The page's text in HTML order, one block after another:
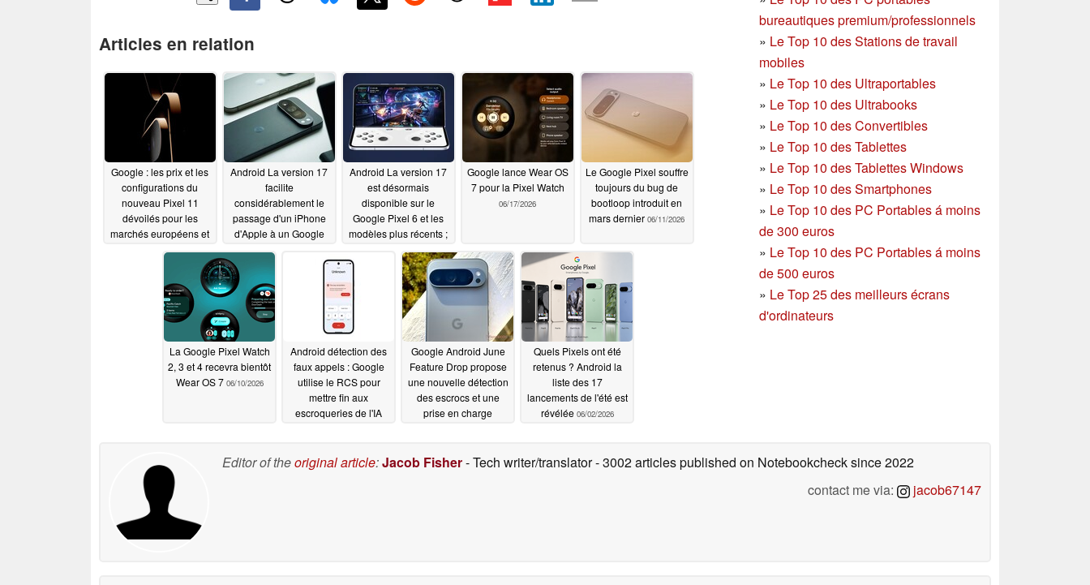
bureautiques premium/professionnels
» Le Top 10 des Stations de travail
mobiles
» Le Top 10 des Ultraportables
» Le Top 10 des Ultrabooks
» Le Top 10 des Convertibles
» Le Top 10 des Tablettes
» Le Top 10 des Tablettes Windows
» Le Top 10 des Smartphones
» Le Top 10 des PC Portables á moins
de 300 euros
» Le Top 10 des PC Portables á moins
de 500 euros
» Le Top 25 des meilleurs écrans
d'ordinateurs
Articles en relation
Google : les prix et les
configurations du
nouveau Pixel 11
dévoilés pour les
marchés européens et
07/08/2026
Android La version 17
facilite
considérablement le
passage d'un iPhone
d'Apple à un Google
Android La version 17
est désormais
disponible sur le
Google Pixel 6 et les
modèles plus récents ;
également un mode
jeu pour les appareils
06/17/2026
Google lance Wear OS
7 pour la Pixel Watch
06/17/2026
Le Google Pixel souffre
toujours du bug de
bootloop introduit en
mars dernier 06/11/2026
La Google Pixel Watch
2, 3 et 4 recevra bientôt
Wear OS 7 06/10/2026
Android détection des
faux appels : Google
utilise le RCS pour
mettre fin aux
escroqueries de l'IA
Google Android June
Feature Drop propose
une nouvelle détection
des escrocs et une
prise en charge
Quels Pixels ont été
retenus ? Android la
liste des 17
lancements de l'été est
révélée 06/02/2026
Editor of theoriginal article:Jacob Fisher- Tech writer/translator- 3002 articles published on Notebookchecksince 2022
contact me via:
jacob67147